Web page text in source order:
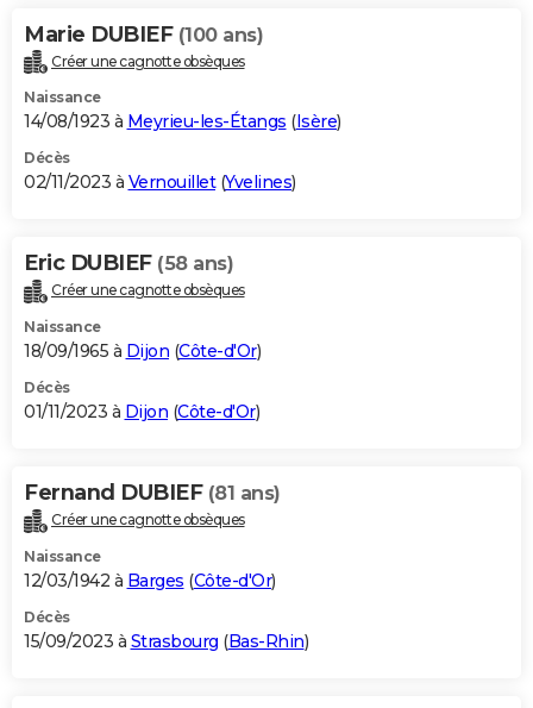
Marie DUBIEF (100 ans)
Créer une cagnotte obsèques
Naissance
14/08/1923 à Meyrieu-les-Étangs (Isère)
Décès
02/11/2023 à Vernouillet(Yvelines)
Eric DUBIEF (58 ans)
Créer une cagnotte obsèques
Naissance
18/09/1965 à Dijon (Côte-d'Or)
Décès
01/11/2023 à Dijon (Côte-d'Or)
Fernand DUBIEF (81 ans)
Créer une cagnotte obsèques
Naissance
12/03/1942 à Barges (Côte-d'Or)
Décès
15/09/2023 à Strasbourg (Bas-Rhin)